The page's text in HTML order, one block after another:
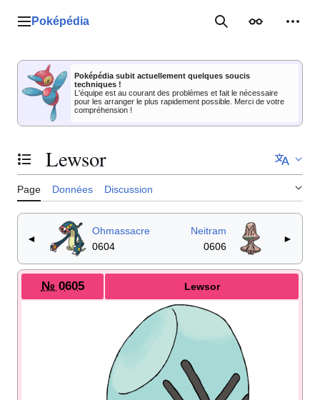
Menu principal
Poképédia RechercherApparence
Poképédia subit actuellement quelques soucis
techniques !
L'équipe est au courant des problèmes et fait le nécessaire
pour les arranger le plus rapidement possible. Merci de votre
compréhension !
Basculer la table des matières
Lewsor
Page Données Discussion
◄
Ohmassacre
0604
Neitram
0606
►
№ 0605 Lewsor